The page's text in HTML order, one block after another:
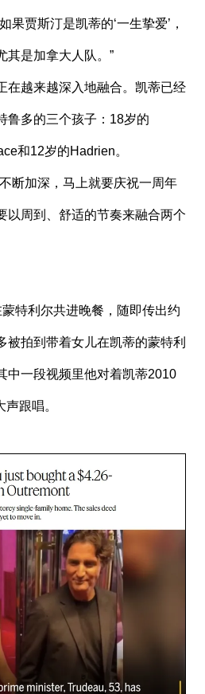
果贾斯汀是凯蒂的‘一生挚爱’，
其是加拿大人队。”
在越来越深入地融合。凯蒂已经
鲁多的三个孩子：18岁的
和12岁的Hadrien。
断加深，马上就要庆祝一周年
以周到、舒适的节奏来融合两个
特利尔共进晚餐，随即传出约
被拍到带着女儿在凯蒂的蒙特利
中一段视频里他对着凯蒂2010
跟唱。